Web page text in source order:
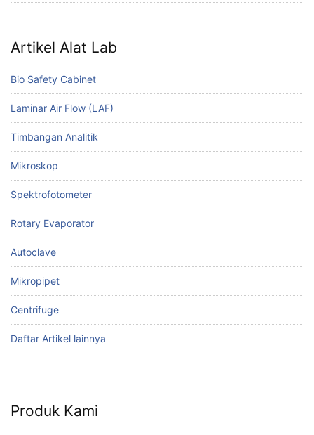
Artikel Alat Lab
Bio Safety Cabinet
Laminar Air Flow (LAF)
Timbangan Analitik
Mikroskop
Spektrofotometer
Rotary Evaporator
Autoclave
Mikropipet
Centrifuge
Daftar Artikel lainnya
Produk Kami